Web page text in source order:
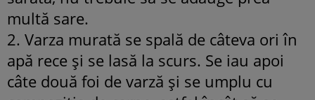
multă sare.
2. Varza murată se spală de câteva ori în
apă rece şi se lasă la scurs. Se iau apoi
câte două foi de varză şi se umplu cu